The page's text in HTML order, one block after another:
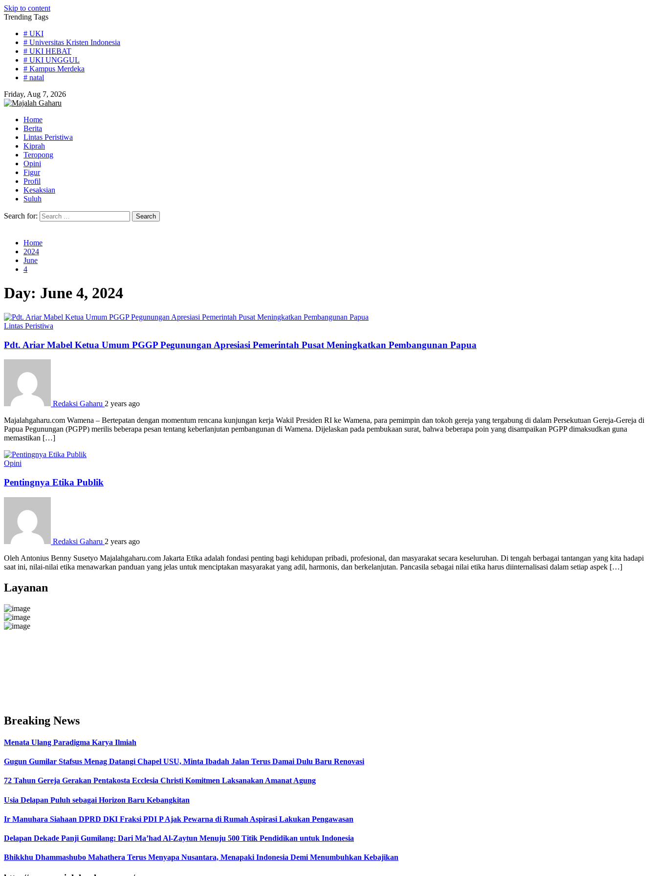
Skip to content
Trending Tags
# UKI
# Universitas Kristen Indonesia
# UKI HEBAT
# UKI UNGGUL
# Kampus Merdeka
# natal
Friday, Aug 7, 2026
Home
Berita
Lintas Peristiwa
Kiprah
Teropong
Opini
Figur
Profil
Kesaksian
Suluh
Search for:
Home
2024
June
4
Day: June 4, 2024
Lintas Peristiwa
Pdt. Ariar Mabel Ketua Umum PGGP Pegunungan Apresiasi Pemerintah Pusat Meningkatkan Pembangunan Papua
Redaksi Gaharu 2 years ago
Majalahgaharu.com Wamena – Bertepatan dengan momentum rencana kunjungan kerja Wakil Presiden RI ke Wamena, para pemimpin dan tokoh gereja yang tergabung di dalam Persekutuan Gereja-Gereja di
Papua Pegunungan (PGPP) merilis beberapa pesan tentang keberlanjutan pembangunan di Wamena. Dijelaskan pada pembukaan surat, bahwa beberapa poin yang disampaikan PGPP dimaksudkan guna
memastikan […]
Opini
Pentingnya Etika Publik
Redaksi Gaharu 2 years ago
Oleh Antonius Benny Susetyo Majalahgaharu.com Jakarta Etika adalah fondasi penting bagi kehidupan pribadi, profesional, dan masyarakat secara keseluruhan. Di tengah berbagai tantangan yang kita hadapi
saat ini, nilai-nilai etika menawarkan panduan yang jelas untuk menciptakan masyarakat yang adil, harmonis, dan berkelanjutan. Pancasila sebagai nilai etika harus diinternalisasi dalam setiap aspek […]
Layanan
Breaking News
Menata Ulang Paradigma Karya Ilmiah
Gugun Gumilar Stafsus Menag Datangi Chapel USU, Minta Ibadah Jalan Terus Damai Dulu Baru Renovasi
72 Tahun Gereja Gerakan Pentakosta Ecclesia Christi Komitmen Laksanakan Amanat Agung
Usia Delapan Puluh sebagai Horizon Baru Kebangkitan
Ir Manuhara Siahaan DPRD DKI Fraksi PDI P Ajak Pewarna di Rumah Aspirasi Lakukan Pengawasan
Delapan Dekade Panji Gumilang: Dari Ma’had Al-Zaytun Menuju 500 Titik Pendidikan untuk Indonesia
Bhikkhu Dhammashubo Mahathera Terus Menyapa Nusantara, Menapaki Indonesia Demi Menumbuhkan Kebajikan